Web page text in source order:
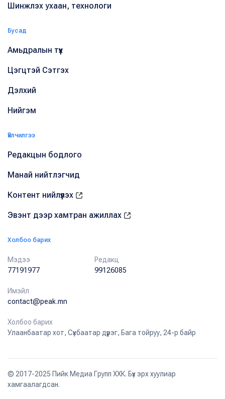
Шинжлэх ухаан, технологи
Бусад
Амьдралын түүх
Цэгцтэй Сэтгэх
Дэлхий
Нийгэм
Үйлчилгээ
Редакцын бодлого
Манай нийтлэгчид
Контент нийлүүлэх
Эвэнт дээр хамтран ажиллах
Холбоо барих
Мэдээ
77191977
Редакц
99126085
Имэйл
contact@peak.mn
Холбоо барих
Улаанбаатар хот, Сүхбаатар дүүрэг, Бага тойруу, 24-р байр
© 2017-2025 Пийк Медиа Групп ХХК. Бүх эрх хуулиар
хамгаалагдсан.